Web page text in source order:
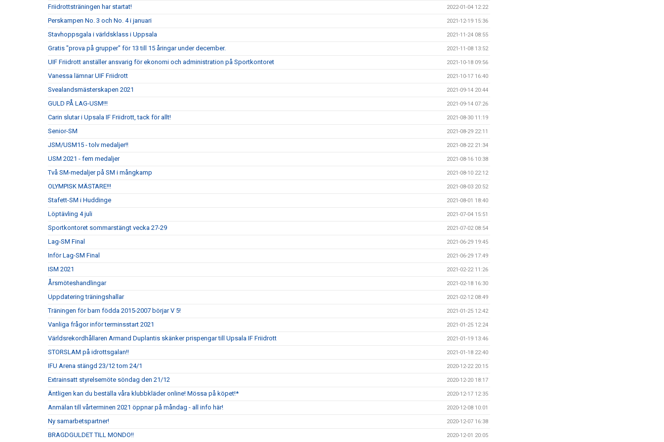
Friidrottsträningen har startat! 2022-01-04 12:22
Perskampen No. 3 och No. 4 i januari 2021-12-19 15:36
Stavhoppsgala i världsklass i Uppsala 2021-11-24 08:55
Gratis "prova på grupper" för 13 till 15 åringar under december. 2021-11-08 13:52
UIF Friidrott anställer ansvarig för ekonomi och administration på Sportkontoret 2021-10-18 09:56
Vanessa lämnar UIF Friidrott 2021-10-17 16:40
Svealandsmästerskapen 2021 2021-09-14 20:44
GULD PÅ LAG-USM!!! 2021-09-14 07:26
Carin slutar i Upsala IF Friidrott, tack för allt! 2021-08-30 11:19
Senior-SM 2021-08-29 22:11
JSM/USM15 - tolv medaljer!! 2021-08-22 21:34
USM 2021 - fem medaljer 2021-08-16 10:38
Två SM-medaljer på SM i mångkamp 2021-08-10 22:12
OLYMPISK MÄSTARE!!! 2021-08-03 20:52
Stafett-SM i Huddinge 2021-08-01 18:40
Löptävling 4 juli 2021-07-04 15:51
Sportkontoret sommarstängt vecka 27-29 2021-07-02 08:54
Lag-SM Final 2021-06-29 19:45
Inför Lag-SM Final 2021-06-29 17:49
ISM 2021 2021-02-22 11:26
Årsmöteshandlingar 2021-02-18 16:30
Uppdatering träningshallar 2021-02-12 08:49
Träningen för barn födda 2015-2007 börjar V 5! 2021-01-25 12:42
Vanliga frågor inför terminsstart 2021 2021-01-25 12:24
Världsrekordhållaren Armand Duplantis skänker prispengar till Upsala IF Friidrott 2021-01-19 13:46
STORSLAM på idrottsgalan!! 2021-01-18 22:40
IFU Arena stängd 23/12 tom 24/1 2020-12-22 20:15
Extrainsatt styrelsemöte söndag den 21/12 2020-12-20 18:17
Äntligen kan du beställa våra klubbkläder online! Mössa på köpet!* 2020-12-17 12:35
Anmälan till vårterminen 2021 öppnar på måndag - all info här! 2020-12-08 10:01
Ny samarbetspartner! 2020-12-07 16:38
BRAGDGULDET TILL MONDO!! 2020-12-01 20:05